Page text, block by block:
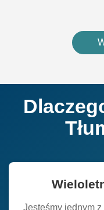
Jesteśmy jednym